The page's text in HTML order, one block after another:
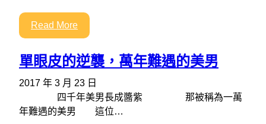
Read More
單眼皮的逆襲，萬年難遇的美男
2017 年 3 月 23 日
四千年美男長成醬紫 那被稱為一萬
年難遇的美男 這位…